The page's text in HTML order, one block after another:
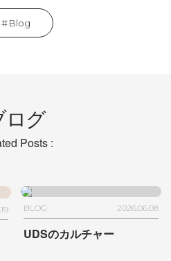
Blog
ログ
Posts :
BLOG 2026.06.08
UDSのカルチャー